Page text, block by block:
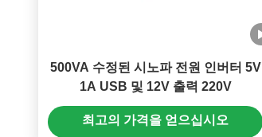
500VA 수정된 시노파 전원 인버터 5V
1A USB 및 12V 출력 220V
최고의 가격을 얻으십시오